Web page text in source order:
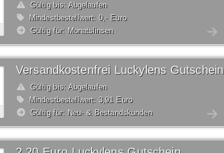
Gültig bis: Abgelaufen
Mindestbestellwert: 0,- Euro
Gültig für: Monatslinsen
Versandkostenfrei Luckylens Gutschein
Gültig bis: Abgelaufen
Mindestbestellwert: 3,91 Euro
Gültig für: Neu- & Bestandskunden